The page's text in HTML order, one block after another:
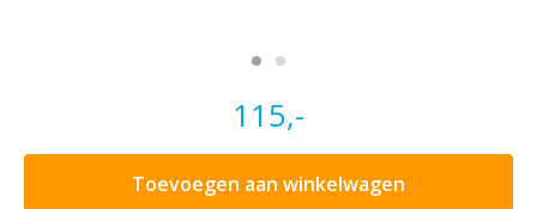
115,-
Toevoegen aan winkelwagen